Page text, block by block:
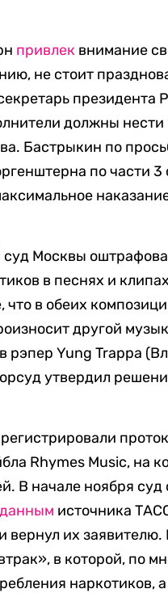
привлек внимание
не стоит
должны
Бастрыкин по
по части 3
Москвы
в песнях и
в обеих
другой
рэпер Yung Trappa
утвердил
Rhymes Music, на
В начале ноября суд
данным источника
вернул их
в которой, по
наркотиков,